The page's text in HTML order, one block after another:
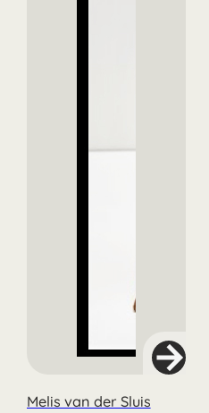
Melis van der Sluis